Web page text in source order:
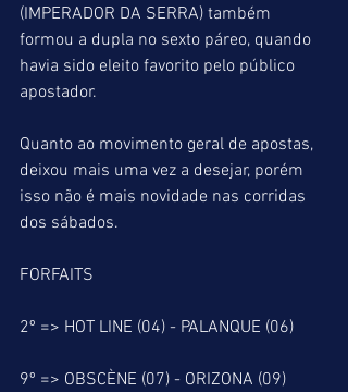
(IMPERADOR DA SERRA) também
formou a dupla no sexto páreo, quando
havia sido eleito favorito pelo público
apostador.
Quanto ao movimento geral de apostas,
deixou mais uma vez a desejar, porém
isso não é mais novidade nas corridas
dos sábados.
FORFAITS
2º => HOT LINE (04) - PALANQUE (06)
9º => OBSCÈNE (07) - ORIZONA (09)